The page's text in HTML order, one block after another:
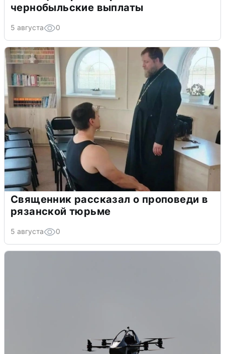
чернобыльские выплаты
5 августа 0
Священник рассказал о проповеди в
рязанской тюрьме
5 августа 0